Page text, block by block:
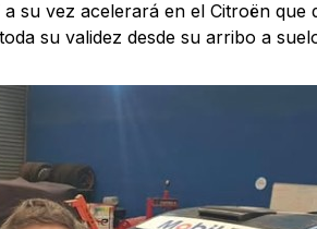
a su vez acelerará en el Citroën
su validez desde su arribo a